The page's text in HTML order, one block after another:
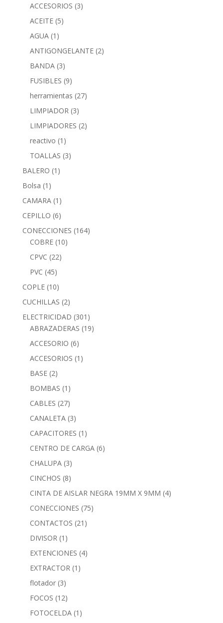
ACCESORIOS (3)
ACEITE (5)
AGUA (1)
ANTIGONGELANTE (2)
BANDA (3)
FUSIBLES (9)
herramientas (27)
LIMPIADOR (3)
LIMPIADORES (2)
reactivo (1)
TOALLAS (3)
BALERO (1)
Bolsa (1)
CAMARA (1)
CEPILLO (6)
CONECCIONES (164)
COBRE (10)
CPVC (22)
PVC (45)
COPLE (10)
CUCHILLAS (2)
ELECTRICIDAD (301)
ABRAZADERAS (19)
ACCESORIO (6)
ACCESORIOS (1)
BASE (2)
BOMBAS (1)
CABLES (27)
CANALETA (3)
CAPACITORES (1)
CENTRO DE CARGA (6)
CHALUPA (3)
CINCHOS (8)
CINTA DE AISLAR NEGRA 19MM X 9MM (4)
CONECCIONES (75)
CONTACTOS (21)
DIVISOR (1)
EXTENCIONES (4)
EXTRACTOR (1)
flotador (3)
FOCOS (12)
FOTOCELDA (1)